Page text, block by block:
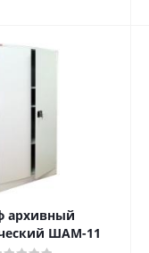
архивный
ШАМ-11